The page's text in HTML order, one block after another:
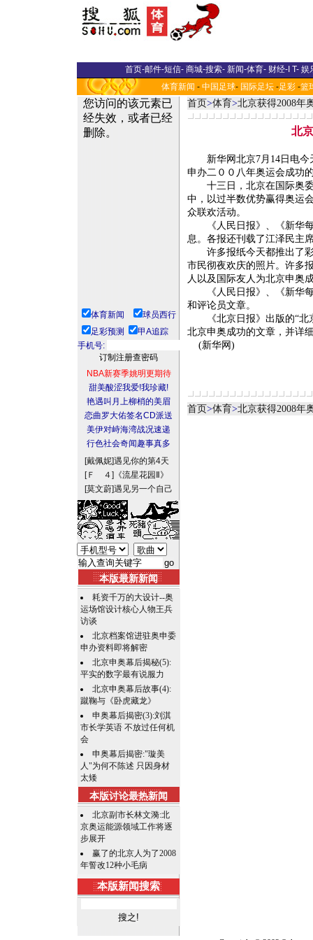
首页-邮件-短信- 商城-搜索- 新闻-体育- 财经-I T- 娱
体育新闻 - 中国足球- 国际足坛 -足彩 -篮
体育新闻
球员西行
足彩预测
甲A追踪
手机号:
NBA新赛季姚明更期待
甜美酸涩我爱!我珍藏!
艳遇叫月上柳梢的美眉
恋曲罗大佑签名CD派送
美伊对峙海湾战况速递
行色社会奇闻趣事真多
[戴佩妮]遇见你的第4天
[Ｆ ４] 《流星花园Ⅱ》
[莫文蔚]遇见另一个自己
本版最新新闻
耗资千万的大设计--奥
运场馆设计核心人物王兵
访谈
北京档案馆进驻奥申委
申办资料即将解密
北京申奥幕后揭秘(5):
平实的数字最有说服力
北京申奥幕后故事(4):
蹴鞠与《卧虎藏龙》
申奥幕后揭密(3):刘淇
市长学英语 不放过任何机
会
申奥幕后揭密:"璇美
人"为何不陈述 只因身材
太矮
本版讨论最热新闻
北京副市长林文漪:北
京奥运能源领域工作将逐
步展开
赢了的北京人为了2008
年誓改12种小毛病
本版新闻搜索
首页>体育>北京获得2008年
北
新华网北京7月14日电今
申办二００八年奥运会成功
十三日，北京在国际奥委
中，以过半数优势赢得奥运
众联欢活动。
《人民日报》、《新华每
息。各报还刊载了江泽民主
许多报纸今天都推出了彩
市民彻夜欢庆的照片。许多
人以及国际友人为北京申奥
《人民日报》、《新华每
和评论员文章。
《北京日报》出版的“北
北京申奥成功的文章，并详
(新华网)
首页>体育>北京获得2008年